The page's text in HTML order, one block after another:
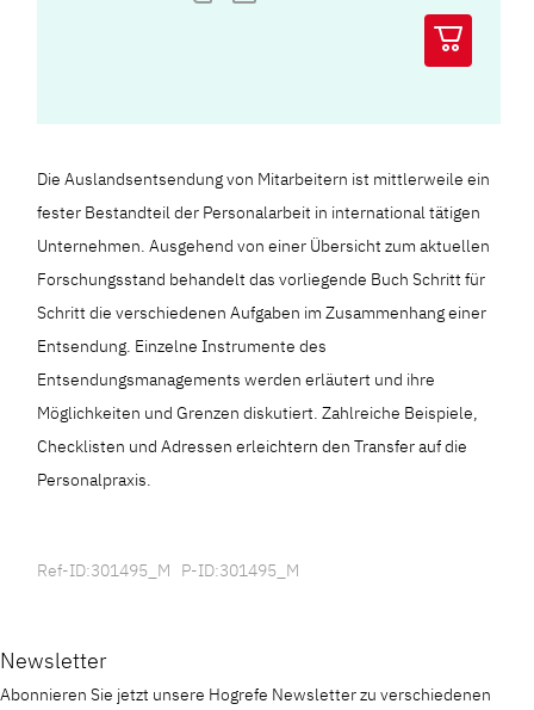
Die Auslandsentsendung von Mitarbeitern ist mittlerweile ein
fester Bestandteil der Personalarbeit in international tätigen
Unternehmen. Ausgehend von einer Übersicht zum aktuellen
Forschungsstand behandelt das vorliegende Buch Schritt für
Schritt die verschiedenen Aufgaben im Zusammenhang einer
Entsendung. Einzelne Instrumente des
Entsendungsmanagements werden erläutert und ihre
Möglichkeiten und Grenzen diskutiert. Zahlreiche Beispiele,
Checklisten und Adressen erleichtern den Transfer auf die
Personalpraxis.
Ref-ID:301495_M P-ID:301495_M
Newsletter
Abonnieren Sie jetzt unsere Hogrefe Newsletter zu verschiedenen